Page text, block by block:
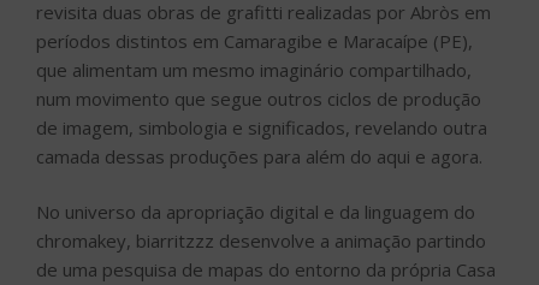
revisita duas obras de grafitti realizadas por Abròs em
períodos distintos em Camaragibe e Maracaípe (PE),
que alimentam um mesmo imaginário compartilhado,
num movimento que segue outros ciclos de produção
de imagem, simbologia e significados, revelando outra
camada dessas produções para além do aqui e agora.
No universo da apropriação digital e da linguagem do
chromakey, biarritzzz desenvolve a animação partindo
de uma pesquisa de mapas do entorno da própria Casa